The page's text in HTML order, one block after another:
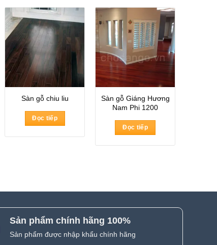
Sàn gỗ chiu liu
Đọc tiếp
Sàn gỗ Giáng Hương
Nam Phi 1200
Đọc tiếp
Sản phẩm chính hãng 100%
Sản phẩm được nhập khẩu chính hãng